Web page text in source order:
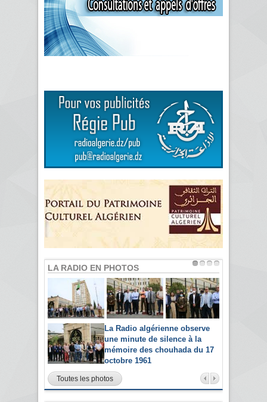
LA RADIO EN PHOTOS
La Radio algérienne observe
une minute de silence à la
mémoire des chouhada du 17
octobre 1961
Toutes les photos